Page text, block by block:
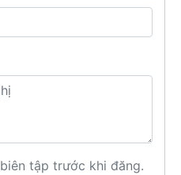
tập trước khi đăng.